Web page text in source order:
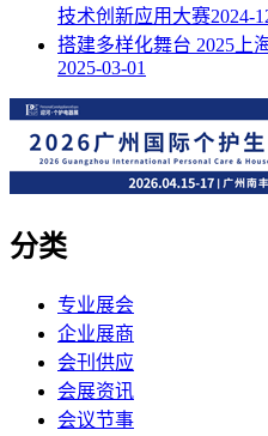
技术创新应用大赛2024-
搭建多样化舞台 2025上
2025-03-01
分类
专业展会
企业展商
会刊供应
会展资讯
会议节事